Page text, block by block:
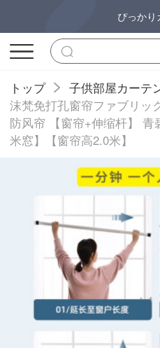
ぴっかり
トップ
子供部屋カーテ
沫梵免打孔窗帘ファブリッ
防风帘 【窗帘+伸缩杆】 青
米窓】【窗帘高2.0米】